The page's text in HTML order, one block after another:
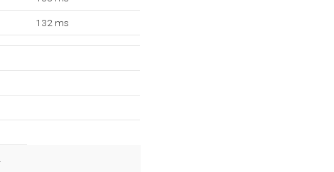
132 ms